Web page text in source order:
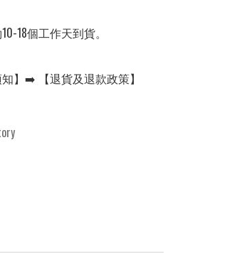
18個工作天到貨。
】➡️ 【退貨及退款政策】